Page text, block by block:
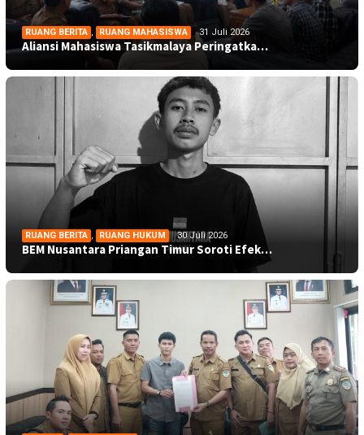
RUANG BERITA RUANG MAHASISWA 31 Juli 2026
Aliansi Mahasiswa Tasikmalaya Peringatka…
RUANG BERITA , RUANG HUKUM 30 Juli 2026
BEM Nusantara Priangan Timur Soroti Efek…